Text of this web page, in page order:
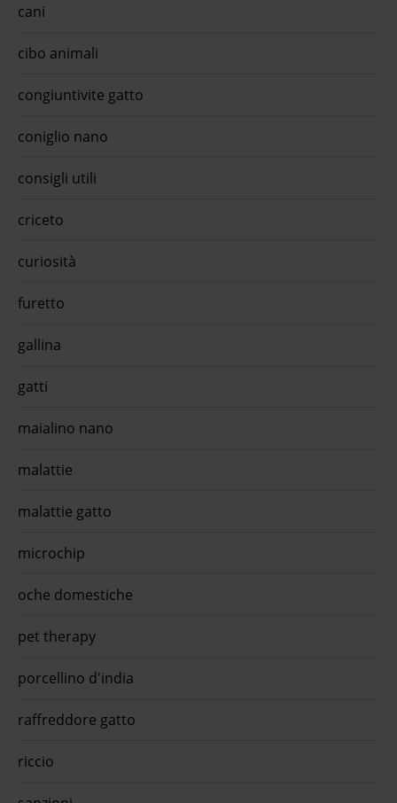
cani
cibo animali
congiuntivite gatto
coniglio nano
consigli utili
criceto
curiosità
furetto
gallina
gatti
maialino nano
malattie
malattie gatto
microchip
oche domestiche
pet therapy
porcellino d'india
raffreddore gatto
riccio